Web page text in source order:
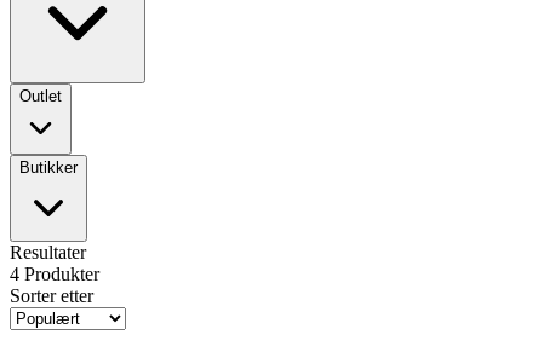
Outlet
Butikker
Resultater
4 Produkter
Sorter etter